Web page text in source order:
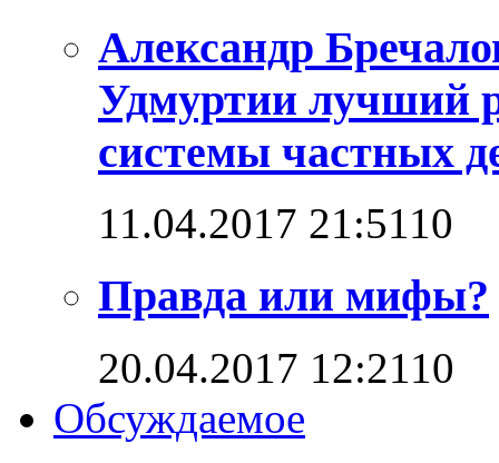
Александр
Удмуртии лучший
системы частных
11.04.2017 21:5110
Правда или мифы?
20.04.2017 12:2110
Обсуждаемое